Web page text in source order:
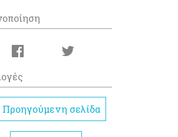
Προηγούμενη σελίδα